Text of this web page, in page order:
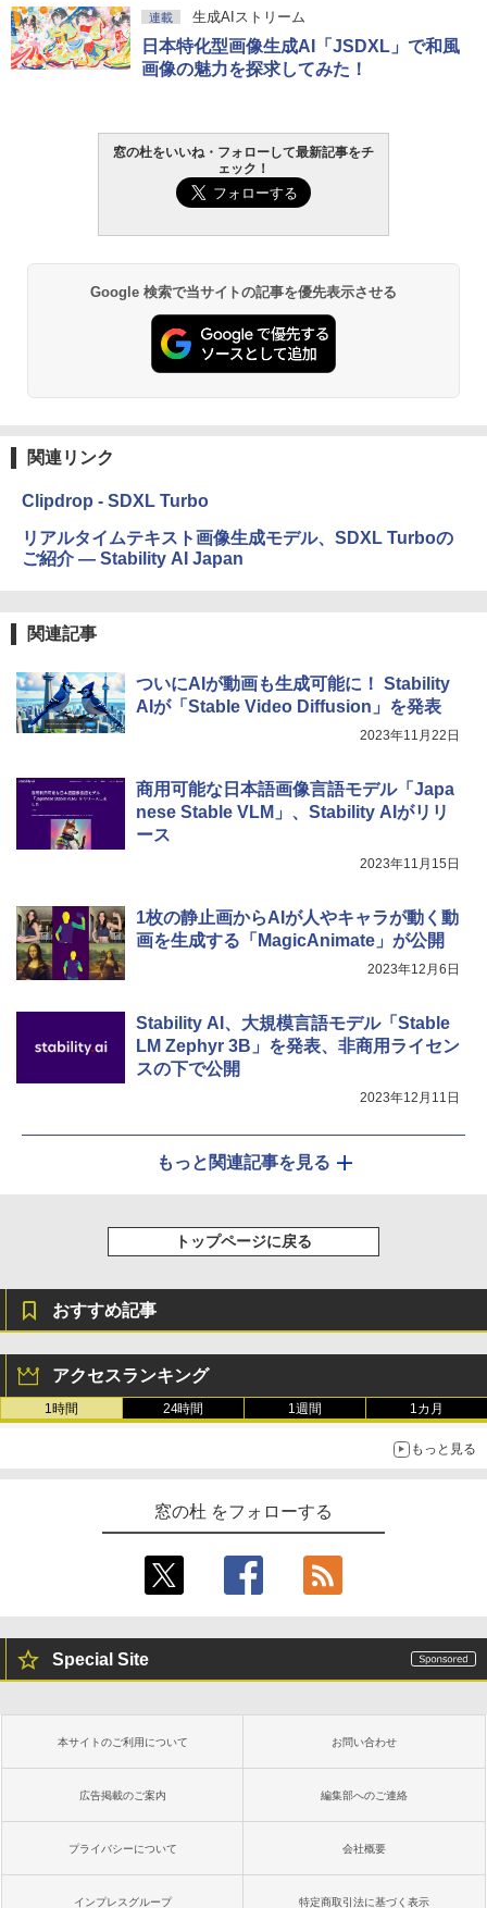
生成AIパスポート公式テキスト 第４版
￥1,766
AIイラスト表現辞典: 思い通りの絵を引き
出す プロンプトの言葉 AI画像生成シリー
ズ (はぴーイラストLabo)
ClaudeCode いちばんやさしい 教科書:
非エンジニア 初心者 素人 でも安心 使い
方 マニュアル AI副業にもコンテンツ作成
にもKindle出版にも！ 非エンジニアのた
めのAIコーディング入門シリーズ
￥99
ェクトリストと最新エミュレータ紹介
￥1,600
Amazon Kindle Paperwhite (16GB) 7イ
ンチディスプレイ、色調調節ライト、12
週間持続バッテリー、広告なし、ブラッ
ク
Amazon Kindle - 目に優しい、かさばら
ない、大きな画面で読みやすい、6週間持
続バッテリー、6インチディスプレイ電子
し
￥19,980
Kindle Paperwhite シグニチャーエディ
ション (32GB) 7インチディスプレイ、明
持続バッテリー、広告なし、メタリック
ージ、防水、7インチカラーディスプレ
イ、色調調節ライト、最大8週間持続バッ
New Amazon Kindle Scribe Colorsoft |
11インチカラーディスプレイ、64GBスト
レージ、ノート機能搭載、明るさ自動調
￥115,980
連載 生成AIストリーム
日本特化型画像生成AI「JSDXL」で和風
画像の魅力を探求してみた！
窓の杜をいいね・フォローして最新記事をチ
ェック！
Google 検索で当サイトの記事を優先表示させる
関連リンク
Clipdrop - SDXL Turbo
リアルタイムテキスト画像生成モデル、SDXL Turboの
ご紹介 — Stability AI Japan
関連記事
ついにAIが動画も生成可能に！ Stability
AIが「Stable Video Diffusion」を発表
2023年11月22日
商用可能な日本語画像言語モデル「Japa
nese Stable VLM」、Stability AIがリリ
ース
2023年11月15日
1枚の静止画からAIが人やキャラが動く動
画を生成する「MagicAnimate」が公開
2023年12月6日
Stability AI、大規模言語モデル「Stable
LM Zephyr 3B」を発表、非商用ライセン
スの下で公開
2023年12月11日
もっと関連記事を見る
トップページに戻る
おすすめ記事
アクセスランキング
1時間 24時間 1週間 1カ月
もっと見る
窓の杜 をフォローする
Special Site
本サイトのご利用について お問い合わせ
広告掲載のご案内 編集部へのご連絡
プライバシーについて 会社概要
インプレスグループ 特定商取引法に基づく表示